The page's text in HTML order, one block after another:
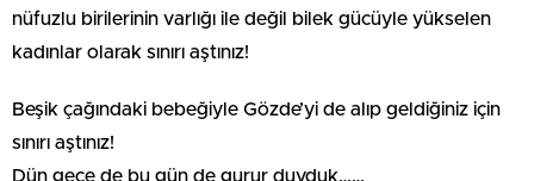
nüfuzlu birilerinin varlığı ile değil bilek gücüyle yükselen
kadınlar olarak sınırı aştınız!
Beşik çağındaki bebeğiyle Gözde’yi de alıp geldiğiniz için
sınırı aştınız!
Dün gece de bu gün de gurur duyduk……